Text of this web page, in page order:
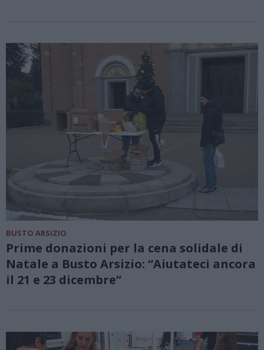
BUSTO ARSIZIO
Prime donazioni per la cena solidale di
Natale a Busto Arsizio: “Aiutateci ancora
il 21 e 23 dicembre”